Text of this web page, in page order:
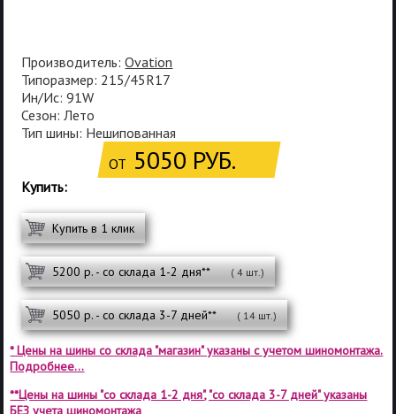
Производитель:Ovation
Типоразмер: 215/45R17
Ин/Ис: 91W
Сезон: Лето
Тип шины: Нешипованная
ОТ 5050 РУБ.
Купить:
Купить в 1 клик
5200 р. - со склада 1-2 дня** ( 4 шт.)
5050 р. - со склада 3-7 дней** ( 14 шт.)
* Цены на шины со склада "магазин" указаны с учетом шиномонтажа.
Подробнее...
**Цены на шины "со склада 1-2 дня", "со склада 3-7 дней" указаны
БЕЗ учета шиномонтажа